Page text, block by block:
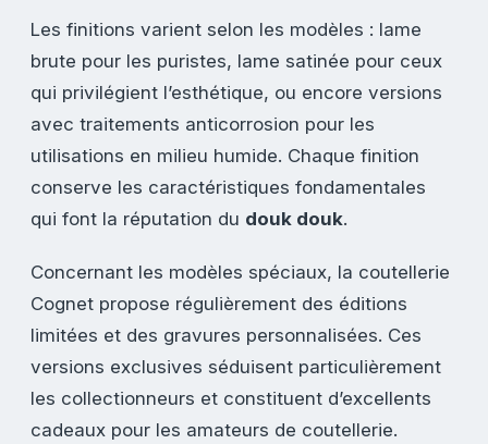
Les finitions varient selon les modèles : lame
brute pour les puristes, lame satinée pour ceux
qui privilégient l’esthétique, ou encore versions
avec traitements anticorrosion pour les
utilisations en milieu humide. Chaque finition
conserve les caractéristiques fondamentales
qui font la réputation du douk douk.
Concernant les modèles spéciaux, la coutellerie
Cognet propose régulièrement des éditions
limitées et des gravures personnalisées. Ces
versions exclusives séduisent particulièrement
les collectionneurs et constituent d’excellents
cadeaux pour les amateurs de coutellerie.